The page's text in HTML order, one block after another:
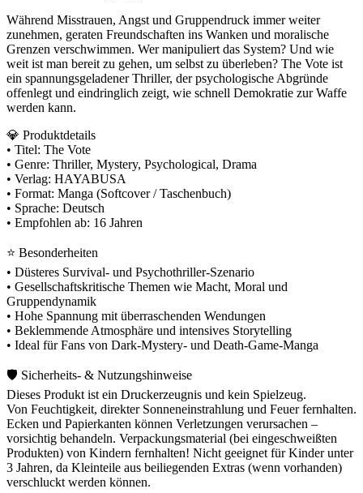
Während Misstrauen, Angst und Gruppendruck immer weiter
zunehmen, geraten Freundschaften ins Wanken und moralische
Grenzen verschwimmen. Wer manipuliert das System? Und wie
weit ist man bereit zu gehen, um selbst zu überleben? The Vote ist
ein spannungsgeladener Thriller, der psychologische Abgründe
offenlegt und eindringlich zeigt, wie schnell Demokratie zur Waffe
werden kann.
💎 Produktdetails
• Titel: The Vote
• Genre: Thriller, Mystery, Psychological, Drama
• Verlag: HAYABUSA
• Format: Manga (Softcover / Taschenbuch)
• Sprache: Deutsch
• Empfohlen ab: 16 Jahren
⭐ Besonderheiten
• Düsteres Survival- und Psychothriller-Szenario
• Gesellschaftskritische Themen wie Macht, Moral und
Gruppendynamik
• Hohe Spannung mit überraschenden Wendungen
• Beklemmende Atmosphäre und intensives Storytelling
• Ideal für Fans von Dark-Mystery- und Death-Game-Manga
🛡️ Sicherheits- & Nutzungshinweise
Dieses Produkt ist ein Druckerzeugnis und kein Spielzeug.
Von Feuchtigkeit, direkter Sonneneinstrahlung und Feuer fernhalten.
Ecken und Papierkanten können Verletzungen verursachen –
vorsichtig behandeln. Verpackungsmaterial (bei eingeschweißten
Produkten) von Kindern fernhalten! Nicht geeignet für Kinder unter
3 Jahren, da Kleinteile aus beiliegenden Extras (wenn vorhanden)
verschluckt werden können.